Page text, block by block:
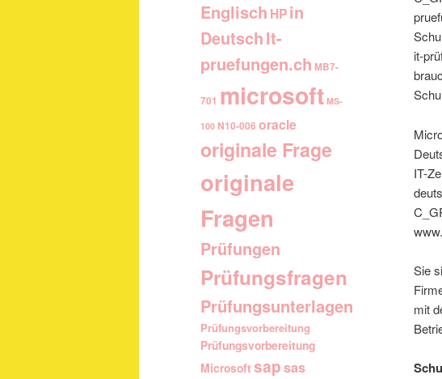
it-
IT-
Sie
mit
Englisch HPin
DeutschIt-
pruefungen.ch MB7-
701 microsoft MS-
100 N10-006 oracle
originale Frage
originale
Fragen
Prüfungen
Prüfungsfragen
Prüfungsunterlagen
Prüfungsvorbereitung
Prüfungsvorbereitung
Microsoft sapsas